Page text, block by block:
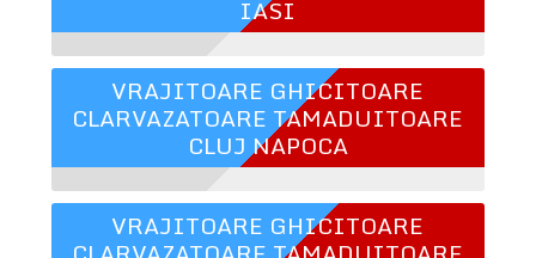
IASI
VRAJITOARE GHICITOARE
CLARVAZATOARE TAMADUITOARE
CLUJ NAPOCA
VRAJITOARE GHICITOARE